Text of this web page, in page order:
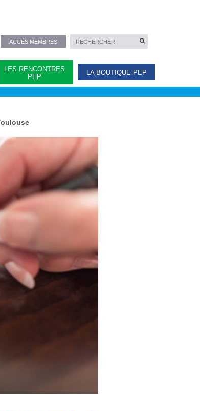
ACCÈS MEMBRES
LES RENCONTRES
PEP
LA BOUTIQUE PEP